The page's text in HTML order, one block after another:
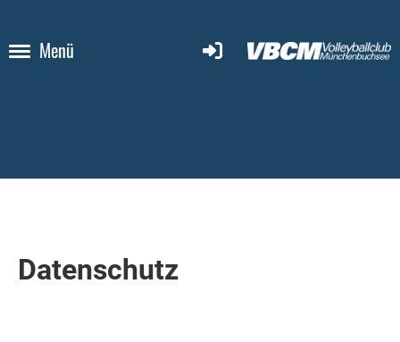
Menü
Datenschutz